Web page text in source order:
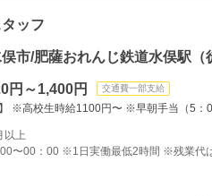
ッフ
市/肥薩おれんじ鉄道水俣駅（
円～1,400円 交通費一部支給
】 ※高校生時給1100円〜 ※早朝手当（5
月以上
〜00：00 ※1日実働最低2時間 ※残業代